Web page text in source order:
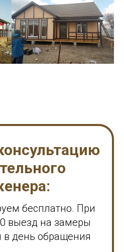
бесплатно. При
выезд на замеры
в день обращения